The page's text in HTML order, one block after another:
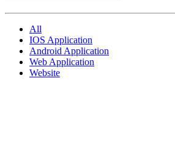
All
IOS Application
Android Application
Web Application
Website